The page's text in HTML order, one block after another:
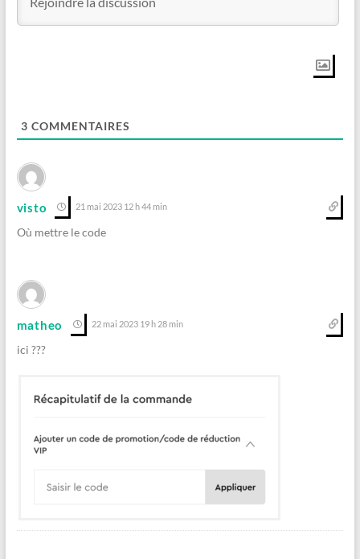
3 COMMENTAIRES
visto 21 mai 2023 12 h 44 min
Où mettre le code
matheo 22 mai 2023 19 h 28 min
ici ???